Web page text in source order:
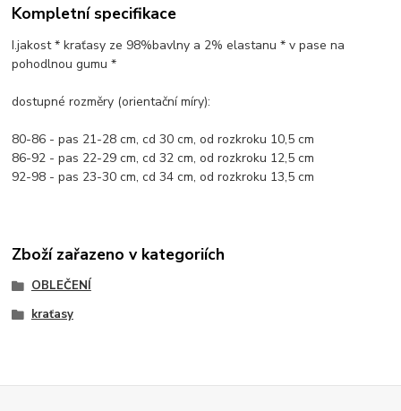
Kompletní specifikace
I.jakost * kraťasy ze 98%bavlny a 2% elastanu * v pase na
pohodlnou gumu *
dostupné rozměry (orientační míry):
80-86 - pas 21-28 cm, cd 30 cm, od rozkroku 10,5 cm
86-92 - pas 22-29 cm, cd 32 cm, od rozkroku 12,5 cm
92-98 - pas 23-30 cm, cd 34 cm, od rozkroku 13,5 cm
Zboží zařazeno v kategoriích
OBLEČENÍ
kraťasy